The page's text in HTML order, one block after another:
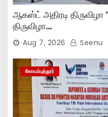
ஆகஸ்ட் அதிரடி திருவிழா
திருவிழா…
Aug 7, 2026 Seenu
கோயம்புத்தூர்